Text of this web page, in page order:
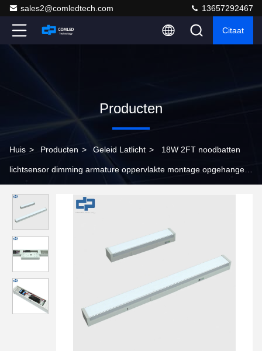
sales2@comledtech.com 13657292467
Citaat
Producten
Huis > Producten > Geleid Latlicht > 18W 2FT noodbatten
lichtsensor dimming armature oppervlakte montage opgehangen